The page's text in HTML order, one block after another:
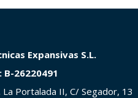
Expansivas S.L.
B-26220491
La Portalada II, C/ Segador, 13